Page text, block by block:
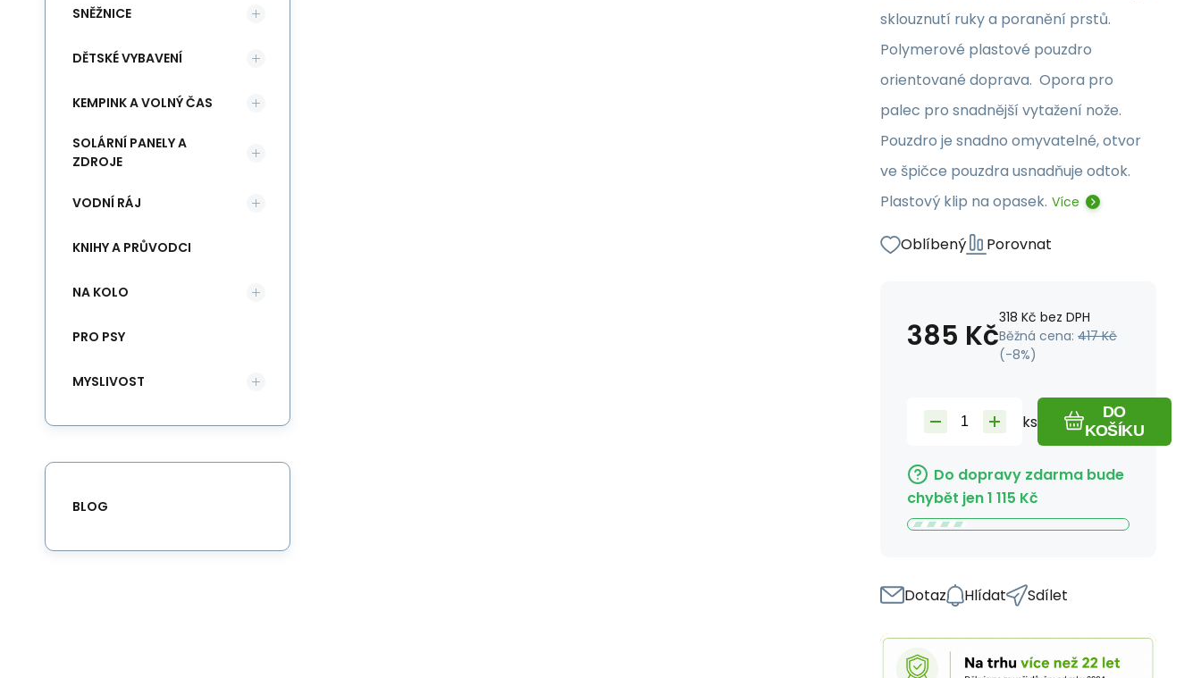
sklouznutí ruky a poranění prstů.
Polymerové plastové pouzdro
orientované doprava. Opora pro
palec pro snadnější vytažení nože.
Pouzdro je snadno omyvatelné, otvor
ve špičce pouzdra usnadňuje odtok.
Plastový klip na opasek. Více
Oblíbený Porovnat
385 Kč318 Kč bez DPH
Běžná cena: 417 Kč
(-8%)
ks
DO
KOŠÍKU
Do dopravy zdarma bude
chybět jen1 115 Kč
Dotaz Hlídat Sdílet
SNĚŽNICE
DĚTSKÉ VYBAVENÍ
KEMPINK A VOLNÝ ČAS
SOLÁRNÍ PANELY A
ZDROJE
VODNÍ RÁJ
KNIHY A PRŮVODCI
NA KOLO
PRO PSY
MYSLIVOST
BLOG